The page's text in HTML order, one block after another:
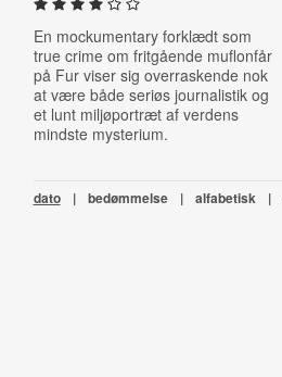
En mockumentary forklædt som
true crime om fritgående muflonfår
på Fur viser sig overraskende nok
at være både seriøs journalistik og
et lunt miljøportræt af verdens
mindste mysterium.
dato | bedømmelse | alfabetisk |